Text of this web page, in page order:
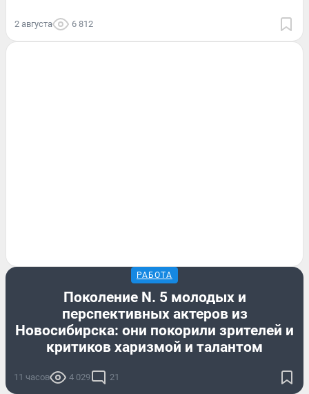
2 августа 6 812
РАБОТА
Поколение N. 5 молодых и
перспективных актеров из
Новосибирска: они покорили зрителей и
критиков харизмой и талантом
11 часов 4 029 21